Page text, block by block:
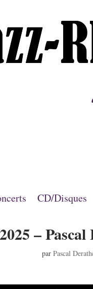
CD/Disques
–
par Pascal